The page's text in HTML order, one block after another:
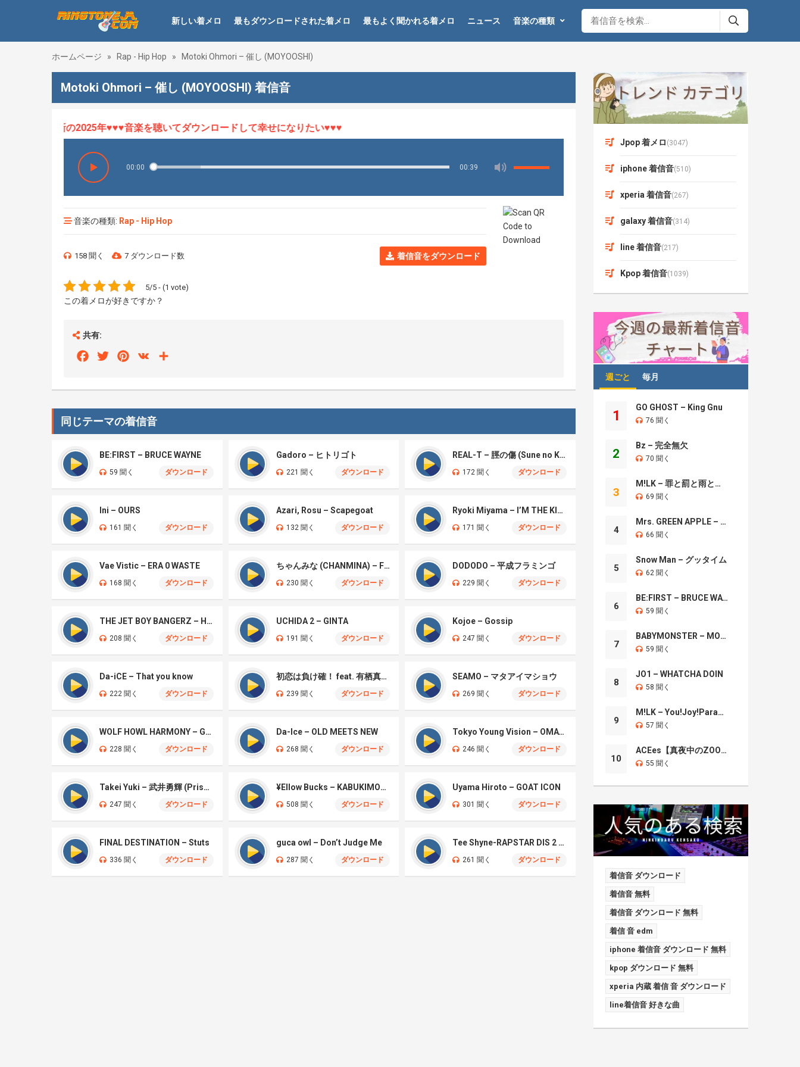
新しい着メロ 最もダウンロードされた着メロ 最もよく聞かれる着メロ ニュース 音楽の種類
ホームページ » Rap - Hip Hop » Motoki Ohmori – 催し (MOYOOSHI)
Motoki Ohmori – 催し (MOYOOSHI) 着信音
、最新の2025年♥♥♥音楽を聴いてダウンロードして幸せになりたい♥♥♥
00:00 00:39
音楽の種類: Rap - Hip Hop
158 聞く 7 ダウンロード数 着信音をダウンロード
5/5 - (1 vote)
この着メロが好きですか？
共有:
FacebookTwitterPinterest
VK
同じテーマの着信音
BE:FIRST – BRUCE WAYNE
59 聞く ダウンロード
Gadoro – ヒトリゴト
221 聞く ダウンロード
REAL-T – 脛の傷 (Sune no Kizu)
172 聞く ダウンロード
Ini – OURS
161 聞く ダウンロード
Azari, Rosu – Scapegoat
132 聞く ダウンロード
Ryoki Miyama – I’M THE KING
171 聞く ダウンロード
Vae Vistic – ERA 0 WASTE
168 聞く ダウンロード
ちゃんみな (CHANMINA) – FLIP FLAP
230 聞く ダウンロード
DODODO – 平成フラミンゴ
229 聞く ダウンロード
THE JET BOY BANGERZ – HEAD UP
208 聞く ダウンロード
UCHIDA 2 – GINTA
191 聞く ダウンロード
Kojoe – Gossip
247 聞く ダウンロード
Da-iCE – That you know
222 聞く ダウンロード
初恋は負け確！ feat. 有栖真凛愛
239 聞く ダウンロード
SEAMO – マタアイマショウ
269 聞く ダウンロード
WOLF HOWL HARMONY – Gachi Funk
228 聞く ダウンロード
Da-Ice – OLD MEETS NEW
268 聞く ダウンロード
Tokyo Young Vision – OMATASE
246 聞く ダウンロード
Takei Yuki – 武井勇輝 (Prison)
247 聞く ダウンロード
¥Ellow Bucks – KABUKIMONO
508 聞く ダウンロード
Uyama Hiroto – GOAT ICON
301 聞く ダウンロード
FINAL DESTINATION – Stuts
336 聞く ダウンロード
guca owl – Don’t Judge Me
287 聞く ダウンロード
Tee Shyne-RAPSTAR DIS 2 Remix Worldwide Skippa
261 聞く ダウンロード
Jpop 着メロ (3047)
iphone 着信音(510)
xperia 着信音(267)
galaxy 着信音(314)
line 着信音(217)
Kpop 着信音(1039)
週ごと 毎月
1
GO GHOST – King Gnu
76 聞く
2
Bz – 完全無欠
70 聞く
3
M!LK – 罪と罰と雨とキス
69 聞く
4
Mrs. GREEN APPLE – Brand New
66 聞く
5
Snow Man – グッタイム
62 聞く
6
BE:FIRST – BRUCE WAYNE
59 聞く
7
BABYMONSTER – MOON
59 聞く
8
JO1 – WHATCHA DOIN
58 聞く
9
M!LK – You!Joy!Parade!
57 聞く
10
ACEes【真夜中のZOO】
55 聞く
着信音 ダウンロード
着信音 無料
着信音 ダウンロード 無料
着信 音 edm
iphone 着信音 ダウンロード 無料
kpop ダウンロード 無料
xperia 内蔵 着信 音 ダウンロード
line着信音 好きな曲